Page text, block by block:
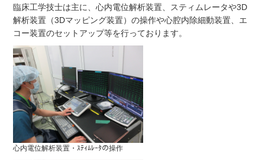
臨床工学技士は主に、心内電位解析装置、スティムレータや3D
解析装置（3Dマッピング装置）の操作や心腔内除細動装置、エ
コー装置のセットアップ等を行っております。
心内電位解析装置・ｽﾃｨﾑﾚｰﾀの操作